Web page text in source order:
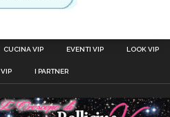
CUCINA VIP EVENTI VIP LOOK VIP
I PARTNER